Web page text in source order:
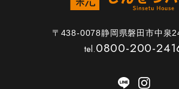
〒438-0078静岡県磐田市中泉
tel.0800-200-